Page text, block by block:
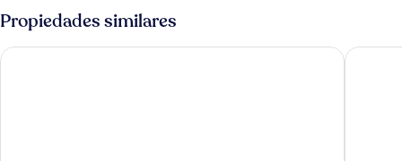
balcón,
vista
jardín
Propiedades similares
Hôtel L'Escalet La